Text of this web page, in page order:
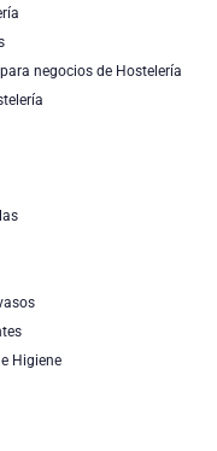
negocios de Hostelería
Higiene